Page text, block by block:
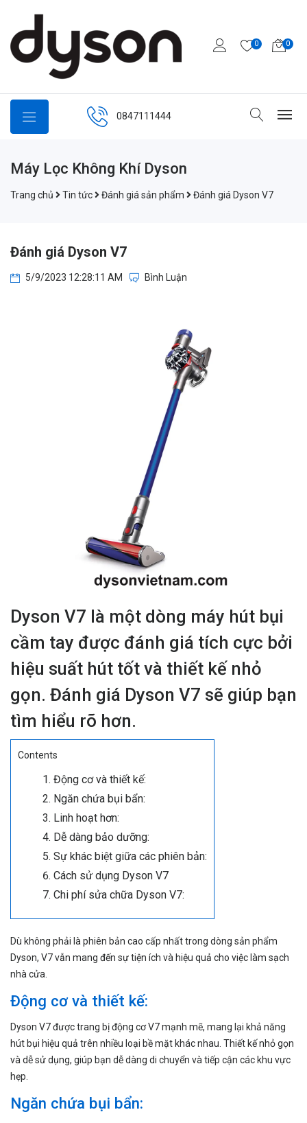
0 0
0847111444
Máy Lọc Không Khí Dyson
Trang chủ Tin tức Đánh giá sản phẩm Đánh giá Dyson V7
Đánh giá Dyson V7
5/9/2023 12:28:11 AM Bình Luận
Dyson V7 là một dòng máy hút bụi
cầm tay được đánh giá tích cực bởi
hiệu suất hút tốt và thiết kế nhỏ
gọn. Đánh giá Dyson V7 sẽ giúp bạn
tìm hiểu rõ hơn.
Contents
Động cơ và thiết kế:
Ngăn chứa bụi bẩn:
Linh hoạt hơn:
Dễ dàng bảo dưỡng:
Sự khác biệt giữa các phiên bản:
Cách sử dụng Dyson V7
Chi phí sửa chữa Dyson V7:
Dù không phải là phiên bản cao cấp nhất trong dòng sản phẩm
Dyson, V7 vẫn mang đến sự tiện ích và hiệu quả cho việc làm sạch
nhà cửa.
Động cơ và thiết kế:
Dyson V7 được trang bị động cơ V7 mạnh mẽ, mang lại khả năng
hút bụi hiệu quả trên nhiều loại bề mặt khác nhau. Thiết kế nhỏ gọn
và dễ sử dụng, giúp bạn dễ dàng di chuyển và tiếp cận các khu vực
hẹp.
Ngăn chứa bụi bẩn: